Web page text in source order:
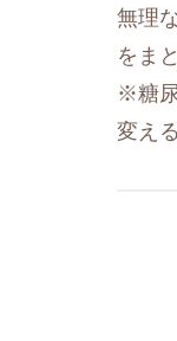
無理
をま
※糖
変え